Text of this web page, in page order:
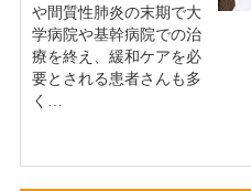
や間質性肺炎の末期で大
学病院や基幹病院での治
療を終え、緩和ケアを必
要とされる患者さんも多
く…